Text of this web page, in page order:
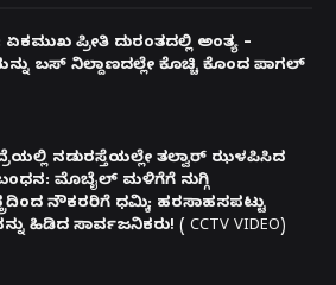
ಏಕಮುಖ ಪ್ರೀತಿ ದುರಂತದಲ್ಲಿ ಅಂತ್ಯ –
ಬಸ್ ನಿಲ್ದಾಣದಲ್ಲೇ ಕೊಚ್ಚಿ ಕೊಂದ ಪಾಗಲ್
ನಡುರಸ್ತೆಯಲ್ಲೇ ತಲ್ವಾರ್ ಝಳಪಿಸಿದ
ಮೊಬೈಲ್ ಮಳಿಗೆಗೆ ನುಗ್ಗಿ
ನೌಕರರಿಗೆ ಧಮ್ಕಿ; ಹರಸಾಹಸಪಟ್ಟು
ಹಿಡಿದ ಸಾರ್ವಜನಿಕರು! ( CCTV VIDEO)